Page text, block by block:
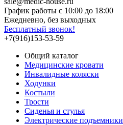
График работы с 10:00 до 18:00
Ежедневно, без выходных
Бесплатный звонок!
+7(916)153-53-59
Общий каталог
Медицинские кровати
Инвалидные коляски
Ходунки
Костыли
Трости
Сиденья и стулья
Электрические подъемники